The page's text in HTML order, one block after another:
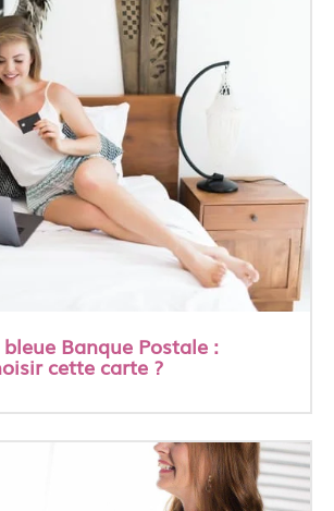
Banque Postale :
cette carte ?